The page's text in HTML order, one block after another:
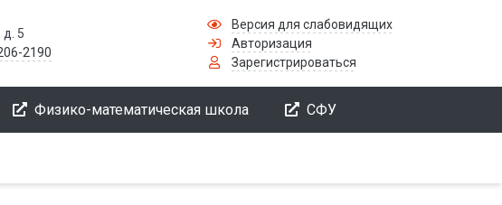
д. 5
2190
Версия для слабовидящих
Авторизация
Зарегистрироваться
Физико-математическая школа СФУ